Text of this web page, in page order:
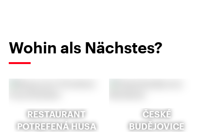
Wohin als Nächstes?
RESTAURANT
POTREFENÁ HUSA
ČESKÉ
BUDĚJOVICE